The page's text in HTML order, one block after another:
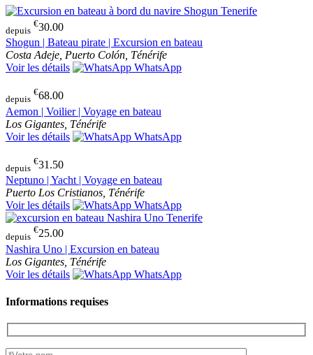
depuis
€30.00
Shogun | Bateau pirate | Excursion en bateau
Costa Adeje, Puerto Colón, Ténérife
Voir les détails
WhatsApp
depuis
€68.00
Aemon | Voilier | Voyage en bateau
Los Gigantes, Ténérife
Voir les détails
WhatsApp
depuis
€31.50
Neptuno | Yacht | Voyage en bateau
Puerto Los Cristianos, Ténérife
Voir les détails
WhatsApp
depuis
€25.00
Nashira Uno | Excursion en bateau
Los Gigantes, Ténérife
Voir les détails
WhatsApp
Informations requises